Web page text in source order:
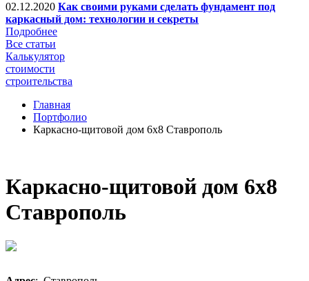
02.12.2020 Как своими руками сделать фундамент под
каркасный дом: технологии и секреты
Подробнее
Все статьи
Калькулятор
стоимости
строительства
Главная
Портфолио
Каркасно-щитовой дом 6х8 Ставрополь
Каркасно-щитовой дом 6х8
Ставрополь